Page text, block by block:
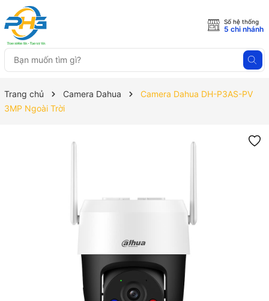
Số hệ thống
5 chi nhánh
Trang chủ Camera Dahua
Camera Dahua DH-P3AS-PV
3MP Ngoài Trời